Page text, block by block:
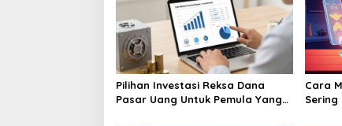
Pilihan Investasi Reksa Dana
Pasar Uang Untuk Pemula Yang
Cara
Sering